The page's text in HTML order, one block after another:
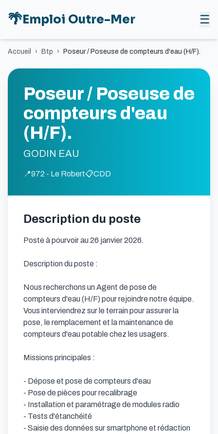
🌴Emploi Outre-Mer ☰
Accueil › Btp › Poseur / Poseuse de compteurs d'eau (H/F).
Poseur / Poseuse de
compteurs d'eau
(H/F).
GODIN EAU
📍972 - Le Robert📋CDD
Description du poste
Poste à pourvoir au 26 janvier 2026.
Description du poste :
Nous recherchons un Agent de pose de
compteurs d'eau (H/F) pour rejoindre notre équipe.
Vous interviendrez sur le terrain pour assurer la
pose, le remplacement et la maintenance de
compteurs d'eau potable chez les usagers.
Missions principales :
- Dépose et pose de compteurs d'eau
- Pose de pièces pour recalibrage
- Installation et paramétrage de modules radio
- Tests d'étanchéité
- Saisie des données sur smartphone et rédaction